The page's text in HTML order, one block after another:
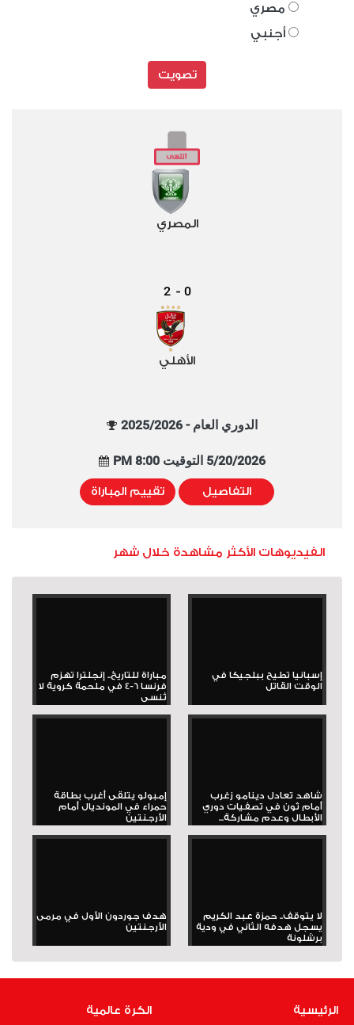
مصري
أجنبي
تصويت
المصري
0
-
2
الأهلي
الدوري العام - 2025/2026
5/20/2026 التوقيت 8:00 PM
التفاصيل تقييم المباراة
الفيديوهات الأكثر مشاهدة خلال شهر
إسبانيا تطيح ببلجيكا في
الوقت القاتل
مباراة للتاريخ.. إنجلترا تهزم
فرنسا 6-4 في ملحمة كروية لا
تُنسى
شاهد تعادل دينامو زغرب
أمام ثون في تصفيات دوري
الأبطال وعدم مشاركة...
إمبولو يتلقى أغرب بطاقة
حمراء في المونديال أمام
الأرجنتين
لا يتوقف.. حمزة عبد الكريم
يسجل هدفه الثاني في ودية
برشلونة
هدف جوردون الأول في مرمى
الأرجنتين
الرئيسية الكرة عالمية